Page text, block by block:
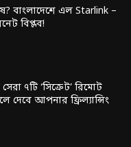
বাংলাদেশে এল Starlink –
বিপ্লব!
৭টি ‘সিক্রেট’ রিমোট
দেবে আপনার ফ্রিল্যান্সিং